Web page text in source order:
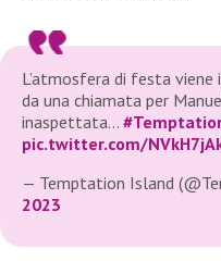
L’atmosfera di festa
da una chiamata per
inaspettata…
pic.twitter.com/
— Temptation Island
2023